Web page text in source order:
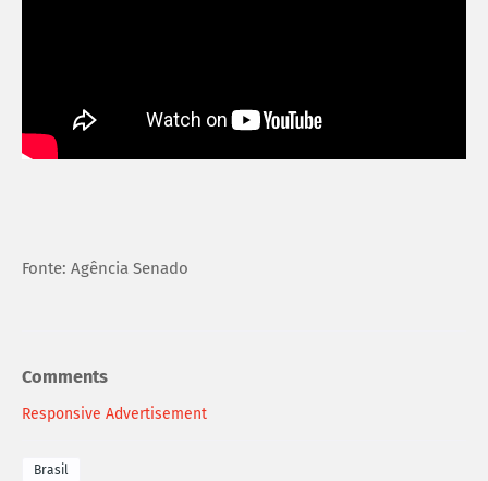
Fonte: Agência Senado
Comments
Responsive Advertisement
Brasil